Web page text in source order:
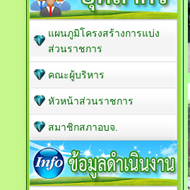
แผนภูมิโครงสร้างการแบ่ง
ส่วนราชการ
คณะผู้บริหาร
หัวหน้าส่วนราชการ
สมาชิกสภาอบจ.